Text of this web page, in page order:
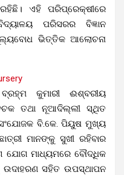
ଏହି ପରିପ୍ରେକ୍ଷୀରେ
ପରିସରର ବିଜ୍ଞାନ
ଭିତ୍ତିକ ଆଲୋଚନା
କୁମାରୀ ଈଶ୍ବରୀୟ
ତଥା ନୂଆଦିଲ୍ଲୀ ସ୍ଥିତ
ବି.କେ. ପିୟୁଷ ମୁଖ୍ୟ
ମାନଙ୍କୁ ସୁଖୀ ରହିବାର
ଯୋଗ ମାଧ୍ୟମରେ ବୌଦ୍ଧିକ
ସହିତ ଉପସ୍ଥାପନ